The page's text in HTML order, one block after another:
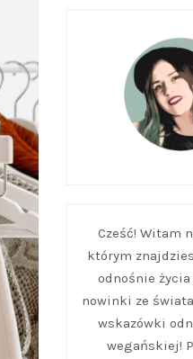
Cześć! Witam
którym
odnośnie życia
nowinki ze
wskazówki
wegańskiej!